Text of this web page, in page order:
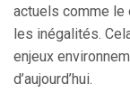
actuels comme le
les inégalités.
enjeux
d’aujourd’hui.